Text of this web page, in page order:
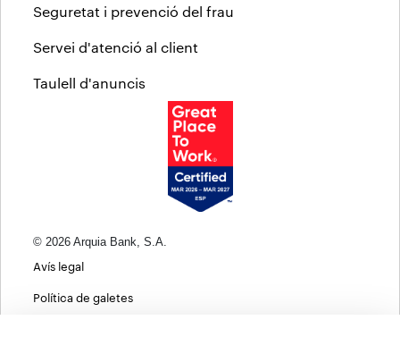
Seguretat i prevenció del frau
Servei d'atenció al client
Taulell d'anuncis
© 2026 Arquia Bank, S.A.
Avís legal
Política de galetes